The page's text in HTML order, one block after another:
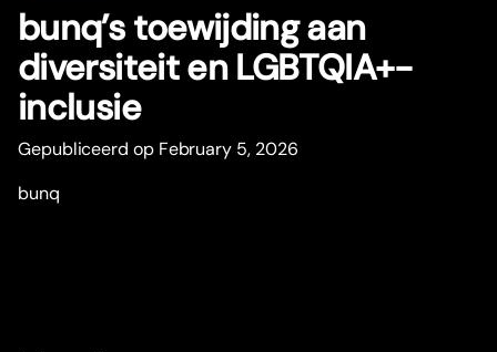
bunq’s toewijding aan
diversiteit en LGBTQIA+-
inclusie
Gepubliceerd op February 5, 2026
bunq